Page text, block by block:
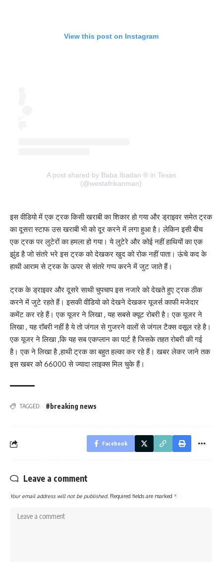
View this post on Instagram
A post shared by Baba Ibadan ® in Texas
(@westafrikanman)
इस वीडियो में एक ट्रक किसी खराबी का शिकार हो गया और ड्राइवर समेत ट्रक
का दूसरा स्टाफ उस खराबी भी को दूर करने में लगा हुआ है। लेकिन इसी बीच
एक ट्रक पर लुटेरों का हमला हो गया। ये लुटेरे और कोई नहीं हाथियों का एक
झुंड है जो संतरे भरे इस ट्रक को देखकर खुद को रोक नहीं पाता। ऊंचे कद के
हाथी आराम से ट्रक के ऊपर से संतरे गप्प करने में जुट जाते हैं।
ट्रक के ड्राइवर और दूसरे साथी चुपचाप इस नजारे को देखते हुए ट्रक ठीक
करने में जुटे रहते हैं। इसकी वीडियो को देखने देखकर यूजर्स काफी मजेदार
कमेंट कर रहे हैं। एक यूजर ने लिखा , यह सबसे क्यूट रोबरी है। एक यूजर ने
लिखा , यह रॉबरी नहीं है ये तो जंगल से गुजरने वालों से जंगल टैक्स वसूल रहे है।
एक यूजर ने लिखा ,कि यह सब एकप्लान का पार्ट है जिसके तहत रोबरी की गई
है। एक ने लिखा है ,हाथी ट्रक का बहुत हल्का कर रहे हैं। खबर लेकर जाने तक
इस खबर को 66000 से ज्यादा लाइक्स मिल चुके हैं।
TAGGED: #breaking news
Facebook
Leave a comment
Your email address will not be published. Required fields are marked *